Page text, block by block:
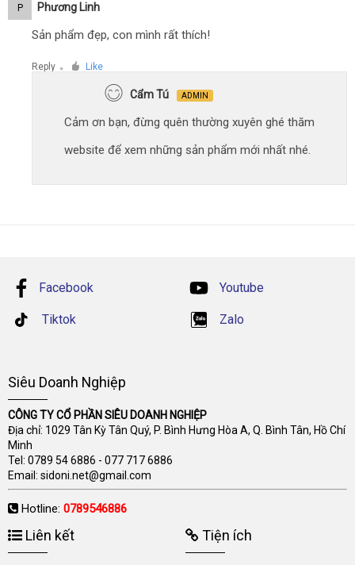
P Phương Linh
Sản phẩm đẹp, con mình rất thích!
Reply ● Like
Cẩm Tú ADMIN
Cảm ơn bạn, đừng quên thường xuyên ghé thăm
website để xem những sản phẩm mới nhất nhé.
Facebook Youtube
Tiktok Zalo
Siêu Doanh Nghiệp
CÔNG TY CỔ PHẦN SIÊU DOANH NGHIỆP
Địa chỉ: 1029 Tân Kỳ Tân Quý, P. Bình Hưng Hòa A, Q. Bình Tân, Hồ Chí
Minh
Tel: 0789 54 6886 - 077 717 6886
Email: sidoni.net@gmail.com
Hotline: 0789546886
Liên kết Tiện ích